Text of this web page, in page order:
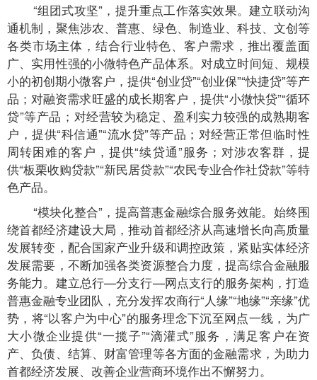
“组团式攻坚”，提升重点工作落实效果。建立联动沟
通机制，聚焦涉农、普惠、绿色、制造业、科技、文创等
各类市场主体，结合行业特色、客户需求，推出覆盖面
广、实用性强的小微特色产品体系。对成立时间短、规模
小的初创期小微客户，提供“创业贷”“创业保”“快捷贷”等产
品；对融资需求旺盛的成长期客户，提供“小微快贷”“循环
贷”等产品；对经营较为稳定、盈利实力较强的成熟期客
户，提供“科信通”“流水贷”等产品；对经营正常但临时性
周转困难的客户，提供“续贷通”服务；对涉农客群，提
供“板栗收购贷款”“新民居贷款”“农民专业合作社贷款”等特
色产品。
“模块化整合”，提高普惠金融综合服务效能。始终围
绕首都经济建设大局，推动首都经济从高速增长向高质量
发展转变，配合国家产业升级和调控政策，紧贴实体经济
发展需要，不断加强各类资源整合力度，提高综合金融服
务能力。建立总行—分支行—网点支行的服务架构，打造
普惠金融专业团队，充分发挥农商行“人缘”“地缘”“亲缘”优
势，将“以客户为中心”的服务理念下沉至网点一线，为广
大小微企业提供“一揽子”“滴灌式”服务，满足客户在资
产、负债、结算、财富管理等各方面的金融需求，为助力
首都经济发展、改善企业营商环境作出不懈努力。